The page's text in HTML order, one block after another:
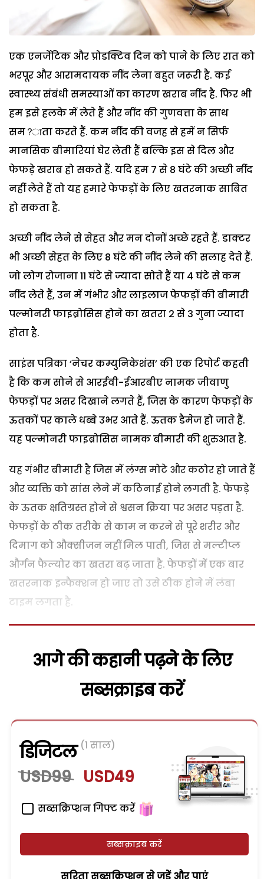
एक एनर्जेटिक और प्रोडक्टिव दिन को पाने के लिए रात को
भरपूर और आरामदायक नींद लेना बहुत जरूरी है. कई
स्वास्थ्य संबंधी समस्याओं का कारण खराब नींद है. फिर भी
हम इसे हलके में लेते हैं और नींद की गुणवत्ता के साथ
सम?ाता करते हैं. कम नींद की वजह से हमें न सिर्फ
मानसिक बीमारियां घेर लेती हैं बल्कि इस से दिल और
फेफड़े खराब हो सकते हैं. यदि हम 7 से 8 घंटे की अच्छी नींद
नहीं लेते हैं तो यह हमारे फेफड़ों के लिए खतरनाक साबित
हो सकता है.
अच्छी नींद लेने से सेहत और मन दोनों अच्छे रहते हैं. डाक्टर
भी अच्छी सेहत के लिए 8 घंटे की नींद लेने की सलाह देते हैं.
जो लोग रोजाना 11 घंटे से ज्यादा सोते हैं या 4 घंटे से कम
नींद लेते हैं, उन में गंभीर और लाइलाज फेफड़ों की बीमारी
पल्मोनरी फाइब्रोसिस होने का खतरा 2 से 3 गुना ज्यादा
होता है.
साइंस पत्रिका ‘नेचर कम्युनिकेशंस’ की एक रिपोर्ट कहती
है कि कम सोने से आरईवी-ईआरबीए नामक जीवाणु
फेफड़ों पर असर दिखाने लगते हैं, जिस के कारण फेफड़ों के
ऊतकों पर काले धब्बे उभर आते हैं. ऊतक डैमेज हो जाते हैं.
यह पल्मोनरी फाइब्रोसिस नामक बीमारी की शुरुआत है.
यह गंभीर बीमारी है जिस में लंग्स मोटे और कठोर हो जाते हैं
और व्यक्ति को सांस लेने में कठिनाई होने लगती है. फेफड़े
के ऊतक क्षतिग्रस्त होने से श्वसन क्रिया पर असर पड़ता है.
फेफड़ों के ठीक तरीके से काम न करने से पूरे शरीर और
दिमाग को औक्सीजन नहीं मिल पाती, जिस से मल्टीप्ल
और्गन फैल्योर का खतरा बढ़ जाता है. फेफड़ों में एक बार
खतरनाक इन्फैक्शन हो जाए तो उसे ठीक होने में लंबा
टाइम लगता है.
आगे की कहानी पढ़ने के लिए
सब्सक्राइब करें
डिजिटल (1 साल)
USD99 USD49
सब्सक्रिप्शन गिफ्ट करें
सब्सक्राइब करें
सरिता सब्सक्रिप्शन से जुड़ेें और पाएं